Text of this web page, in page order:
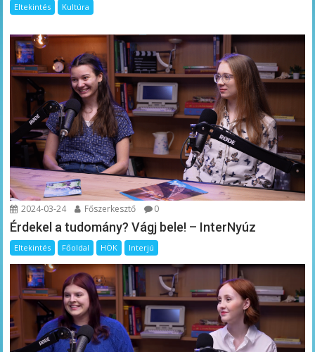
Eltekintés Kultúra
2024-03-24 Főszerkesztő 0
Érdekel a tudomány? Vágj bele! – InterNyúz
Eltekintés Főoldal HÖK Interjú